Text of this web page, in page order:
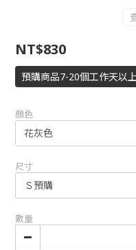
NT$830
預購商品7-20個工作天以
顏色
尺寸
數量